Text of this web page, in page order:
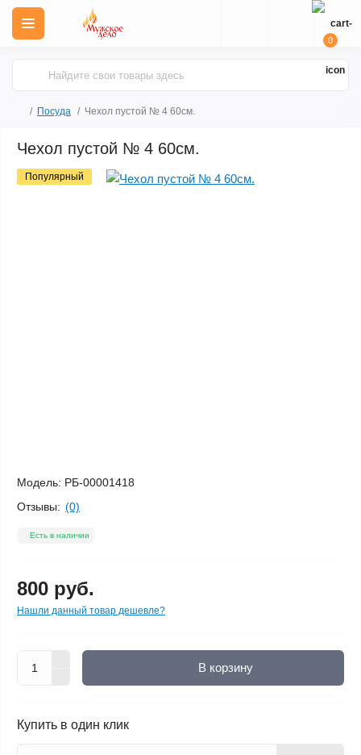
0
Посуда Чехол пустой № 4 60см.
Чехол пустой № 4 60см.
Популярный
Модель: РБ-00001418
Отзывы: (0)
Есть в наличии
800 руб.
Нашли данный товар дешевле?
В корзину
Купить в один клик